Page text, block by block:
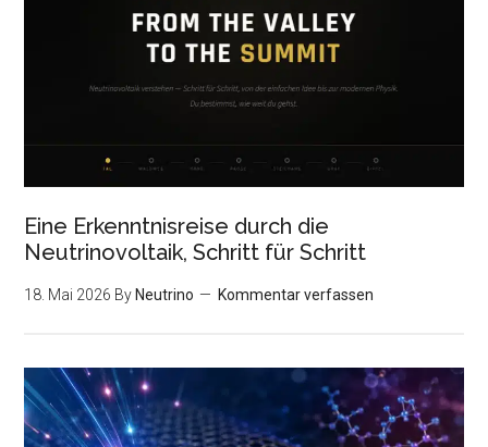
Eine Erkenntnisreise durch die
Neutrinovoltaik, Schritt für Schritt
18. Mai 2026 By Neutrino Kommentar verfassen